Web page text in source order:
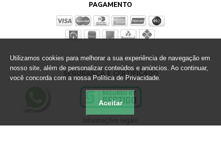
PAGAMENTO
SEGURANÇA E CERTIFICADO
Informações legais
Utilizamos cookies para melhorar a sua experiência de navegação em
nosso site, além de personalizar conteúdos e anúncios. Ao continuar,
você concorda com a nossa Política de Privacidade.
Aceitar